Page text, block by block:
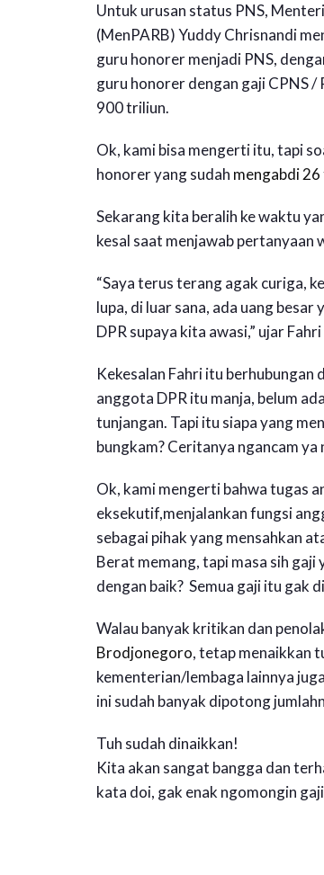
Untuk urusan status PNS,
(MenPARB) Yuddy Chrisnandi
guru honorer menjadi PNS,
guru honorer dengan gaji CPNS
900 triliun.
Ok, kami bisa mengerti itu, tapi
honorer yang sudah mengabdi 26
Sekarang kita beralih ke waktu
kesal saat menjawab
“Saya terus terang agak curiga,
lupa, di luar sana, ada uang
DPR supaya kita awasi,” ujar
Kekesalan Fahri itu berhubungan
anggota DPR itu manja, belum
tunjangan. Tapi itu siapa yang
bungkam? Ceritanya ngancam
Ok, kami mengerti bahwa tugas
eksekutif,menjalankan fungsi
sebagai pihak yang mensahkan
Berat memang, tapi masa sih gaji
dengan baik? Semua gaji itu gak
Walau banyak kritikan dan
Brodjonegoro, tetap menaikkan
kementerian/lembaga lainnya
ini sudah banyak dipotong
Tuh sudah dinaikkan!
Kita akan sangat bangga dan
kata doi, gak enak ngomongin